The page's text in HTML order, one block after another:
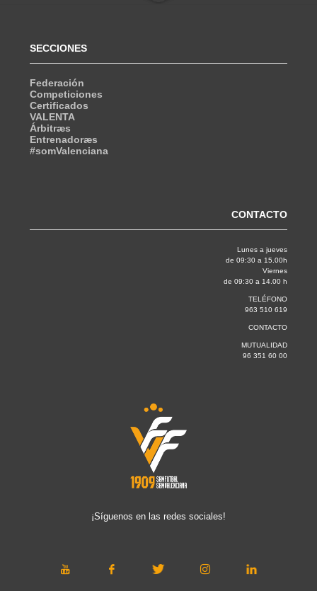
SECCIONES
Federación
Competiciones
Certificados
VALENTA
Árbitræs
Entrenadoræs
#somValenciana
CONTACTO
Lunes a jueves
de 09:30 a 15.00h
Viernes
de 09:30 a 14.00 h
TELÉFONO
963 510 619
CONTACTO
MUTUALIDAD
96 351 60 00
¡Síguenos en las redes sociales!